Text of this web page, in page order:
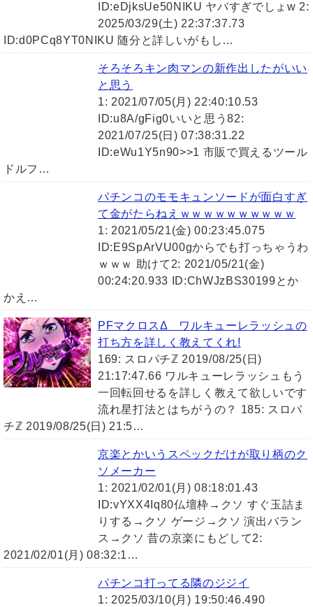
ID:eDjksUe50NIKU ヤバすぎでしょw 2:
2025/03/29(土) 22:37:37.73
ID:d0PCq8YT0NIKU 随分と詳しいがもし…
そろそろキン肉マンの新作出したがいい
と思う
1: 2021/07/05(月) 22:40:10.53
ID:u8A/gFig0いいと思う82:
2021/07/25(日) 07:38:31.22
ID:eWu1Y5n90>>1 市販で買えるツール
ドルフ…
パチンコのモモキュンソードが面白すぎ
て金がたらねえｗｗｗｗｗｗｗｗｗｗ
1: 2021/05/21(金) 00:23:45.075
ID:E9SpArVU00gからでも打っちゃうわ
ｗｗｗ 助けて2: 2021/05/21(金)
00:24:20.933 ID:ChWJzBS30199とか
かえ…
PFマクロスΔ ワルキューレラッシュの
打ち方を詳しく教えてくれ!
169: スロパチℤ 2019/08/25(日)
21:17:47.66 ワルキューレラッシュもう
一回転回せるを詳しく教えて欲しいです
流れ星打法とはちがうの？ 185: スロパ
チℤ 2019/08/25(日) 21:5…
京楽とかいうスペックだけが取り柄のク
ソメーカー
1: 2021/02/01(月) 08:18:01.43
ID:vYXX4Iq80仏壇枠→クソ すぐ玉詰ま
りする→クソ ゲージ→クソ 演出バラン
ス→クソ 昔の京楽にもどして2:
2021/02/01(月) 08:32:1…
パチンコ打ってる隣のジジイ
1: 2025/03/10(月) 19:50:46.490